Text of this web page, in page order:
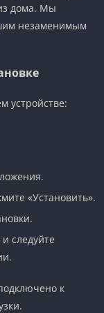
дома. Мы
незаменимым
устройстве:
«Установить».
следуйте
к